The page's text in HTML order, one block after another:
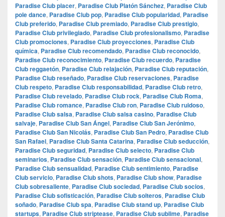
Paradise Club placer, Paradise Club Platón Sánchez, Paradise Club
pole dance, Paradise Club pop, Paradise Club popularidad, Paradise
Club preferido, Paradise Club premiado, Paradise Club prestigio,
Paradise Club privilegiado, Paradise Club profesionalismo, Paradise
Club promociones, Paradise Club proyecciones, Paradise Club
química, Paradise Club recomendado, Paradise Club reconocido,
Paradise Club reconocimiento, Paradise Club recuerdo, Paradise
Club reggaetón, Paradise Club relajación, Paradise Club reputación,
Paradise Club reseñado, Paradise Club reservaciones, Paradise
Club respeto, Paradise Club responsabilidad, Paradise Club retro,
Paradise Club revelado, Paradise Club rock, Paradise Club Roma,
Paradise Club romance, Paradise Club ron, Paradise Club ruidoso,
Paradise Club salsa, Paradise Club salsa casino, Paradise Club
salvaje, Paradise Club San Ángel, Paradise Club San Jerónimo,
Paradise Club San Nicolás, Paradise Club San Pedro, Paradise Club
San Rafael, Paradise Club Santa Catarina, Paradise Club seducción,
Paradise Club seguridad, Paradise Club selecto, Paradise Club
seminarios, Paradise Club sensación, Paradise Club sensacional,
Paradise Club sensualidad, Paradise Club sentimiento, Paradise
Club servicio, Paradise Club shots, Paradise Club show, Paradise
Club sobresaliente, Paradise Club sociedad, Paradise Club socios,
Paradise Club sofisticación, Paradise Club solteros, Paradise Club
soñado, Paradise Club spa, Paradise Club stand up, Paradise Club
startups, Paradise Club striptease, Paradise Club sublime, Paradise